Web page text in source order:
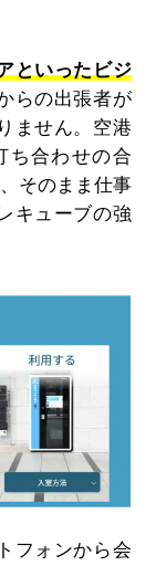
といったビジ
らの出張者が
ません。空港
ち合わせの合
そのまま仕事
キューブの強
フォンから会